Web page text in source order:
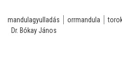
mandulagyulladás orrmandula
Dr. Bókay János